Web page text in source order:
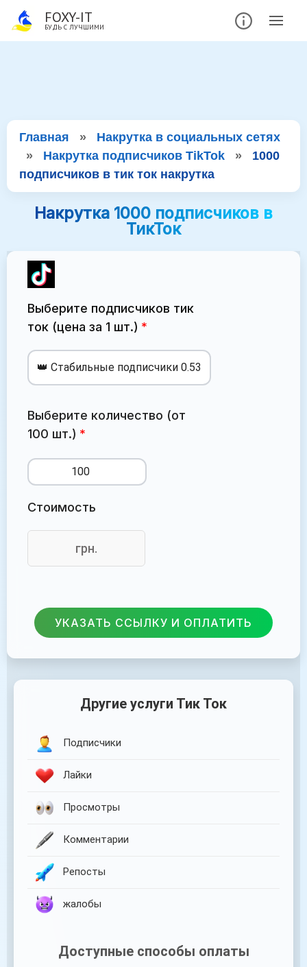
FOXY-IT
БУДЬ С ЛУЧШИМИ
Главная »
Накрутка в социальных сетях
»
Накрутка подписчиков TikTok »
1000
подписчиков в тик ток накрутка
Накрутка 1000 подписчиков в
ТикТок
Выберите подписчиков тик
ток (цена за 1 шт.)
Выберите количество (от
100 шт.)
Стоимость
грн.
УКАЗАТЬ ССЫЛКУ И ОПЛАТИТЬ
Другие услуги Тик Ток
Подписчики
Лайки
Просмотры
Комментарии
Репосты
жалобы
Доступные способы оплаты